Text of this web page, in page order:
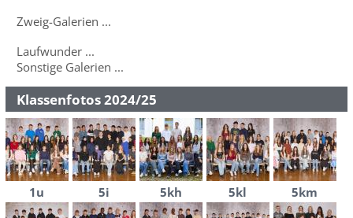
Zweig-Galerien ...
Laufwunder ...
Sonstige Galerien ...
Klassenfotos 2024/25
1u 5i 5kh 5kl 5km